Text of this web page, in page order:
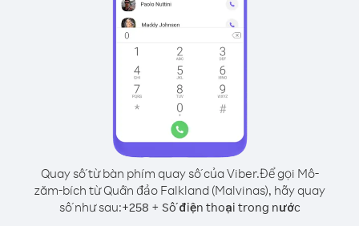
Quay số từ bàn phím quay số của Viber.Để gọi Mô-
zăm-bích từ Quần đảo Falkland (Malvinas), hãy quay
số như sau:+258 + Số điện thoại trong nước